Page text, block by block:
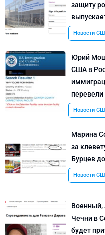
защиту
Новости
Юрий
США в
Новости
Марина
за
Бурцев
Новости
Военный,
Чечни в
будет